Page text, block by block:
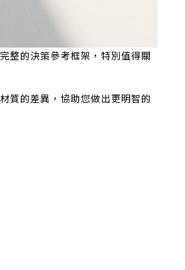
整的決策參考框架，特別值得關
質的差異，協助您做出更明智的